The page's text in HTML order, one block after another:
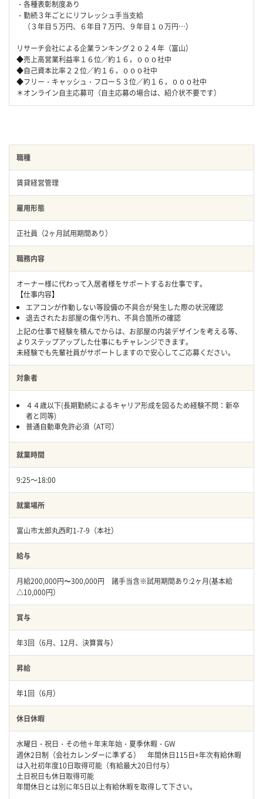
・各種表彰制度あり
・勤続３年ごとにリフレッシュ手当支給
（３年目５万円、６年目７万円、９年目１０万円…）
リサーチ会社による企業ランキング２０２４年（富山）
◆売上高営業利益率１６位／約１６，０００社中
◆自己資本比率２２位／約１６，０００社中
◆フリー・キャッシュ・フロー５３位／約１６，０００社中
＊オンライン自主応募可（自主応募の場合は、紹介状不要です）
職種
賃貸経営管理
雇用形態
正社員（2ヶ月試用期間あり）
職務内容
オーナー様に代わって入居者様をサポートするお仕事です。
【仕事内容】
エアコンが作動しない等設備の不具合が発生した際の状況確認
退去されたお部屋の傷や汚れ、不具合箇所の確認
上記の仕事で経験を積んでからは、お部屋の内装デザインを考える等、
よりステップアップした仕事にもチャレンジできます。
未経験でも先輩社員がサポートしますので安心してご応募ください。
対象者
４４歳以下(長期勤続によるキャリア形成を図るため経験不問：新卒
者と同等)
普通自動車免許必須（AT可）
就業時間
9:25～18:00
就業場所
富山市太郎丸西町1-7-9（本社）
給与
月給200,000円〜300,000円 諸手当含※試用期間あり:2ヶ月(基本給
△10,000円）
賞与
年3回（6月、12月、決算賞与）
昇給
年1回（6月）
休日休暇
水曜日・祝日・その他＋年末年始・夏季休暇・GW
週休2日制（会社カレンダーに準ずる） 年間休日115日+年次有給休暇
は入社初年度10日取得可能（有給最大20日付与）
土日祝日も休日取得可能
年間休日とは別に年5日以上有給休暇を取得して下さい。